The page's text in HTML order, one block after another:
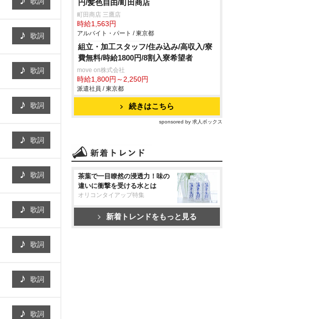
歌詞
歌詞
歌詞
歌詞
歌詞
歌詞
歌詞
歌詞
歌詞
円/髪色自由/町田商店
町田商店 三鷹店
時給1,563円
アルバイト・パート / 東京都
組立・加工スタッフ/住み込み/高収入/寮
費無料/時給1800円/8割入寮希望者
move on株式会社
時給1,800円～2,250円
派遣社員 / 東京都
続きはこちら
sponsored by 求人ボックス
茶葉で一目瞭然の浸透力！味の
違いに衝撃を受ける水とは
オリコンタイアップ特集
新着トレンドをもっと見る